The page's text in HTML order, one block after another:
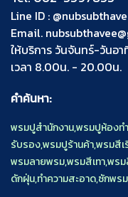
Line ID :
Email.
ให้บริการ วันจันทร์-วันอ
เวลา 8.00น. - 20.00น.
คำค้นหา:
พรมปูสำนักงาน,พรมปูห้องท
รับรอง,พรมปูร้านค้า,พรมสีเ
พรมลายพรม,พรมสีเทา,พร
ดักฝุ่น,ทำความสะอาด,ซักพรม